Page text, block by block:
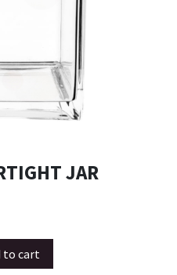
JAR
to cart